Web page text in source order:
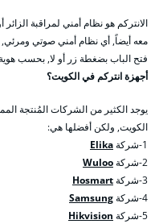
الانتركم هو نظام أمني لمراقبة
معه أيضاً, أي نظام أمني صوتي
فتح الباب بضغطة زر أو لا, بحسب
أجهزة انتركم في الكويت؟
يوجد الكثير من الشركات المُنتجة
الكويت, ولكن أفضلها هي:
1-شركة
Elika
2-شركة
Wuloo
3-شركة
Hosmart
4-شركة
Samsung
5-شركة
Hikvision